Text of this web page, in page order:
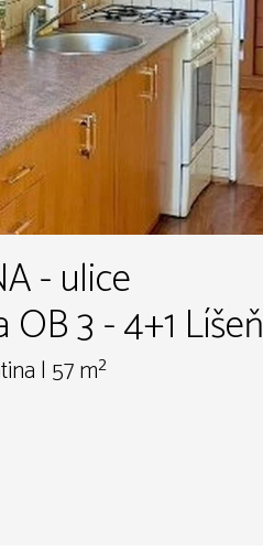
3 - 4+1 Líšeň
| 57 m²